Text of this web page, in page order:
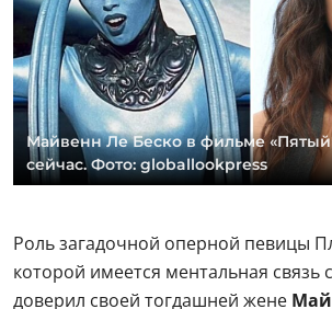
Майвенн Ле Беско в фильме «Пятый
сейчас. Фото: globallookpress
Роль загадочной оперной певицы
которой имеется ментальная связь
доверил своей тогдашней жене